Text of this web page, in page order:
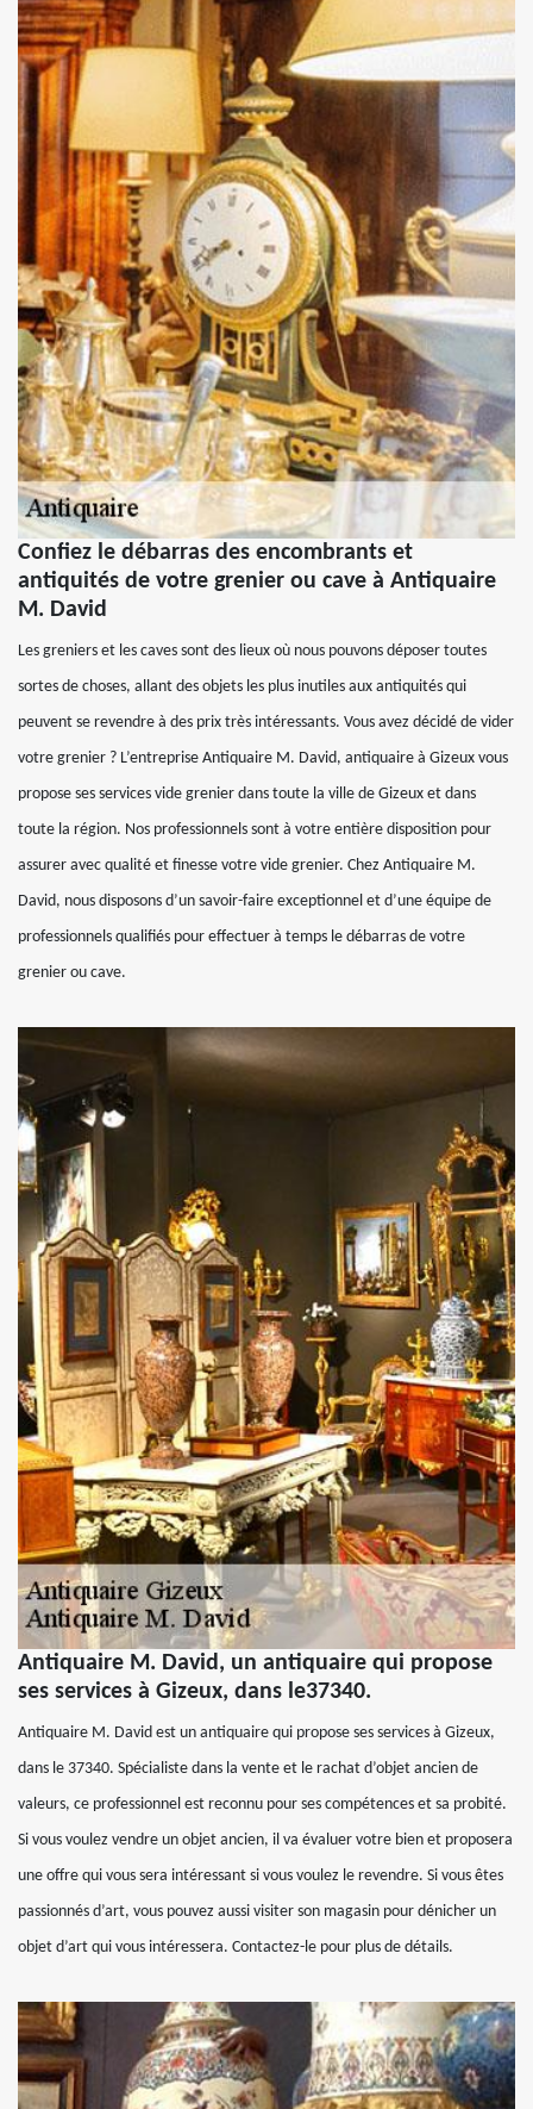
Confiez le débarras des encombrants et
antiquités de votre grenier ou cave à Antiquaire
M. David
Les greniers et les caves sont des lieux où nous pouvons déposer toutes
sortes de choses, allant des objets les plus inutiles aux antiquités qui
peuvent se revendre à des prix très intéressants. Vous avez décidé de vider
votre grenier ? L’entreprise Antiquaire M. David, antiquaire à Gizeux vous
propose ses services vide grenier dans toute la ville de Gizeux et dans
toute la région. Nos professionnels sont à votre entière disposition pour
assurer avec qualité et finesse votre vide grenier. Chez Antiquaire M.
David, nous disposons d’un savoir-faire exceptionnel et d’une équipe de
professionnels qualifiés pour effectuer à temps le débarras de votre
grenier ou cave.
Antiquaire M. David, un antiquaire qui propose
ses services à Gizeux, dans le37340.
Antiquaire M. David est un antiquaire qui propose ses services à Gizeux,
dans le 37340. Spécialiste dans la vente et le rachat d’objet ancien de
valeurs, ce professionnel est reconnu pour ses compétences et sa probité.
Si vous voulez vendre un objet ancien, il va évaluer votre bien et proposera
une offre qui vous sera intéressant si vous voulez le revendre. Si vous êtes
passionnés d’art, vous pouvez aussi visiter son magasin pour dénicher un
objet d’art qui vous intéressera. Contactez-le pour plus de détails.